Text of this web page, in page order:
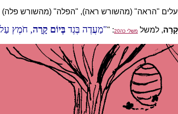
"הראה" (מהשורש ראה), "הפלה" (מהשורש פלה)
קָרָה, למשל משלי כה20 : " מַעֲדֶה בֶּגֶד בְּיוֹם קָרָה, חֹמֶץ